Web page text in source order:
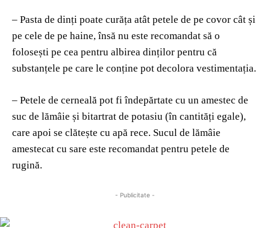
– Pasta de dinți poate curăța atât petele de pe covor cât și
pe cele de pe haine, însă nu este recomandat să o
folosești pe cea pentru albirea dinților pentru că
substanțele pe care le conține pot decolora vestimentația.
– Petele de cerneală pot fi îndepărtate cu un amestec de
suc de lămâie și bitartrat de potasiu (în cantități egale),
care apoi se clătește cu apă rece. Sucul de lămâie
amestecat cu sare este recomandat pentru petele de
rugină.
- Publicitate -